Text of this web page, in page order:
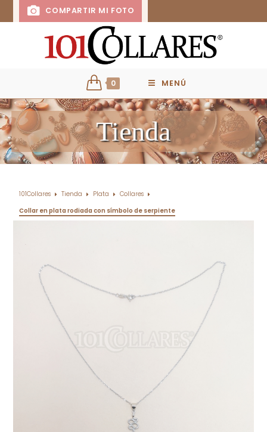
COMPARTIR MI FOTO
0 MENÚ
Tienda
101Collares Tienda Plata
Collares
Collar en plata rodiada con símbolo de serpiente